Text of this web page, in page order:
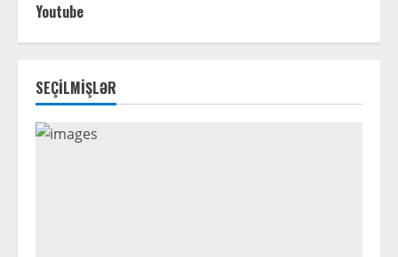
Youtube
SEÇİLMİŞLƏR